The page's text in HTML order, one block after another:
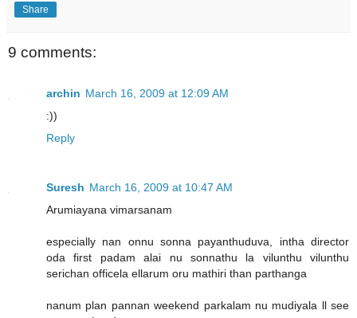
Share
9 comments:
archin March 16, 2009 at 12:09 AM
:))
Reply
Suresh March 16, 2009 at 10:47 AM
Arumiayana vimarsanam
especially nan onnu sonna payanthuduva, intha director
oda first padam alai nu sonnathu la vilunthu vilunthu
serichan officela ellarum oru mathiri than parthanga
nanum plan pannan weekend parkalam nu mudiyala ll see